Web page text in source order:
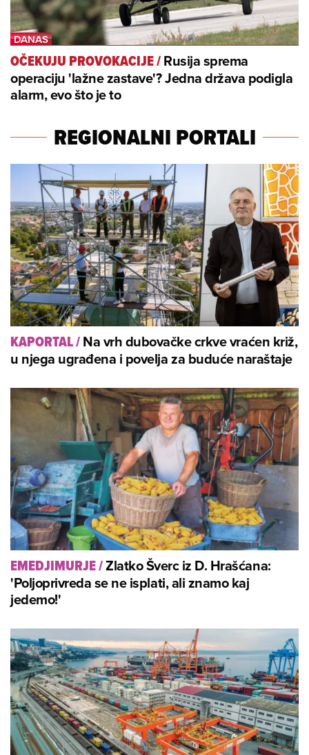
OČEKUJU PROVOKACIJE/Rusija sprema
operaciju 'lažne zastave'? Jedna država podigla
alarm, evo što je to
REGIONALNI PORTALI
KAPORTAL/Na vrh dubovačke crkve vraćen križ,
u njega ugrađena i povelja za buduće naraštaje
EMEDJIMURJE/Zlatko Šverc iz D. Hrašćana:
'Poljoprivreda se ne isplati, ali znamo kaj
jedemo!'